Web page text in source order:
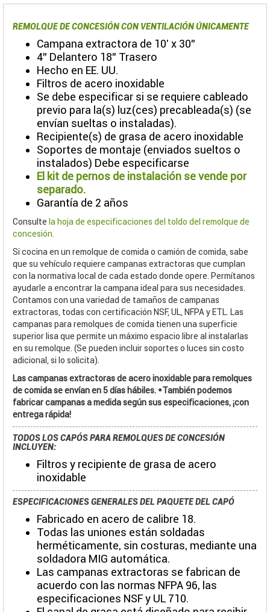
REMOLQUE DE CONCESIÓN CON VENTILACIÓN ÚNICAMENTE
Campana extractora de 10' x 30"
4" Delantero 18" Trasero
Hecho en EE. UU.
Filtros de acero inoxidable
Se debe especificar si se requiere cableado
previo para la(s) luz(ces) precableada(s) (se
envían sueltas o instaladas).
Recipiente(s) de grasa de acero inoxidable
Soportes de montaje (enviados sueltos o
instalados) Debe especificarse
El kit de pernos de instalación se vende por
separado.
Garantía de 2 años
Consulte la hoja de especificaciones del toldo del remolque de
concesión.
Si cocina en un remolque de comida o camión de comida, sabe
que su vehículo requiere campanas extractoras que cumplan
con la normativa local de cada estado donde opere. Permítanos
ayudarle a encontrar la campana ideal para sus necesidades.
Contamos con una variedad de tamaños de campanas
extractoras, todas con certificación NSF, UL, NFPA y ETL. Las
campanas para remolques de comida tienen una superficie
superior lisa que permite un máximo espacio libre al instalarlas
en su remolque. (Se pueden incluir soportes o luces sin costo
adicional, si lo solicita).
Las campanas extractoras de acero inoxidable para remolques
de comida se envían en 5 días hábiles. *También podemos
fabricar campanas a medida según sus especificaciones, ¡con
entrega rápida!
TODOS LOS CAPÓS PARA REMOLQUES DE CONCESIÓN
INCLUYEN:
Filtros y recipiente de grasa de acero
inoxidable
ESPECIFICACIONES GENERALES DEL PAQUETE DEL CAPÓ
Fabricado en acero de calibre 18.
Todas las uniones están soldadas
herméticamente, sin costuras, mediante una
soldadora MIG automática.
Las campanas extractoras se fabrican de
acuerdo con las normas NFPA 96, las
especificaciones NSF y UL 710.